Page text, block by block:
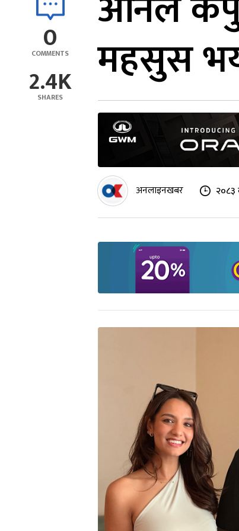
0
COMMENTS
2.4K
SHARES
महसुस
अनलाइनखबर